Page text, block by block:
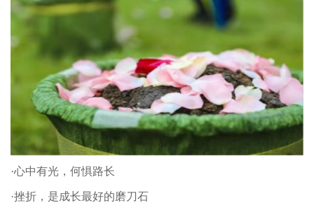
·心中有光，何惧路长
·挫折，是成长最好的磨刀石